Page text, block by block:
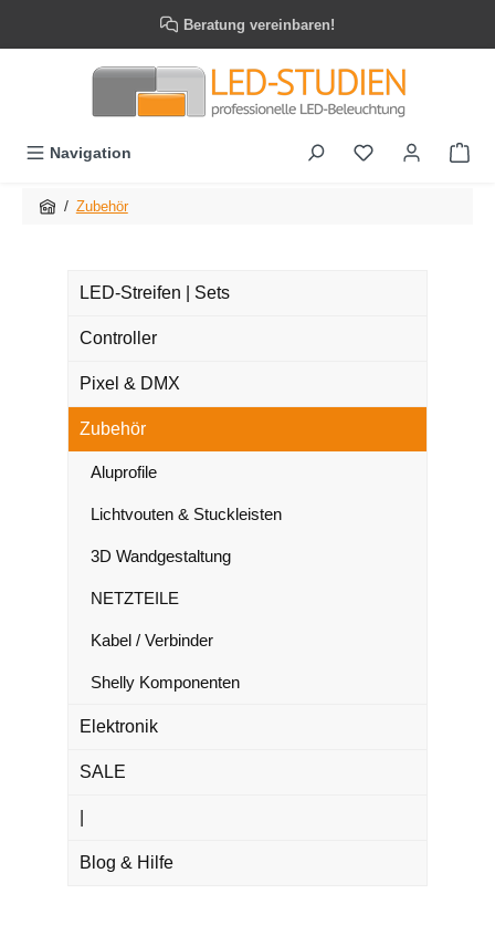
Zum Hauptinhalt springen Beratung vereinbaren!
Navigation
/ Zubehör
LED-Streifen | Sets
Controller
Pixel & DMX
Zubehör
Aluprofile
Lichtvouten & Stuckleisten
3D Wandgestaltung
NETZTEILE
Kabel / Verbinder
Shelly Komponenten
Elektronik
SALE
Blog & Hilfe